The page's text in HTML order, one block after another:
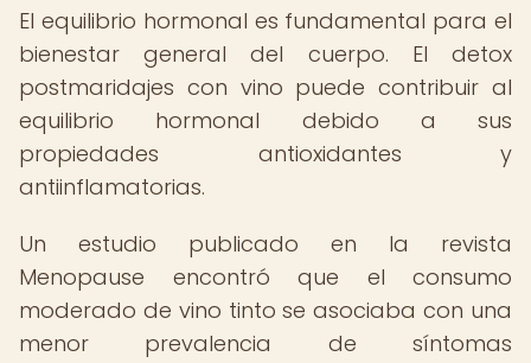
El equilibrio hormonal es fundamental para el
bienestar general del cuerpo. El detox
postmaridajes con vino puede contribuir al
equilibrio hormonal debido a sus
propiedades antioxidantes y
antiinflamatorias.
Un estudio publicado en la revista
Menopause encontró que el consumo
moderado de vino tinto se asociaba con una
menor prevalencia de síntomas